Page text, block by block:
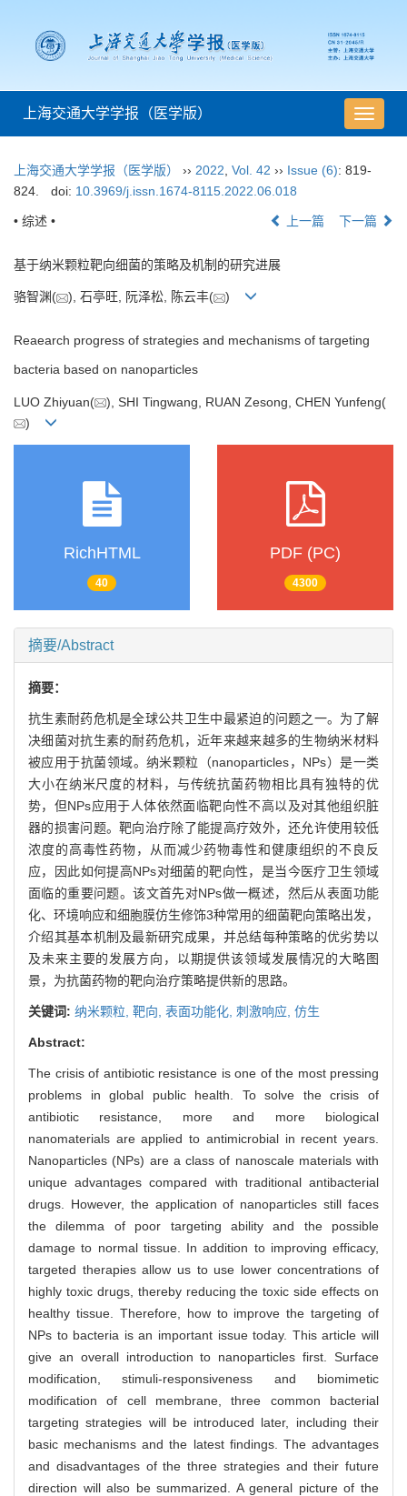
导
航
换
上海交通大学学报（医学版）
上海交通大学学报（医学版） ›› 2022 Vol. 42 ›› Issue (6): 819-
824.
doi: 10.3969/j.issn.1674-8115.2022.06.018
• 综述 • 上一篇 下一篇
基于纳米颗粒靶向细菌的策略及机制的研究进展
骆智渊( ), 石亭旺, 阮泽松, 陈云丰( )
Reaearch progress of strategies and mechanisms of targeting
bacteria based on nanoparticles
LUO Zhiyuan(
), SHI Tingwang, RUAN Zesong, CHEN Yunfeng(
)
RichHTML
40
PDF (PC)
4300
摘要/Abstract
摘要：
抗生素耐药危机是全球公共卫生中最紧迫的问题之一。为了解
决细菌对抗生素的耐药危机，近年来越来越多的生物纳米材料
被应用于抗菌领域。纳米颗粒（nanoparticles，NPs）是一类
大小在纳米尺度的材料，与传统抗菌药物相比具有独特的优
势，但NPs应用于人体依然面临靶向性不高以及对其他组织脏
器的损害问题。靶向治疗除了能提高疗效外，还允许使用较低
浓度的高毒性药物，从而减少药物毒性和健康组织的不良反
应，因此如何提高NPs对细菌的靶向性，是当今医疗卫生领域
面临的重要问题。该文首先对NPs做一概述，然后从表面功能
化、环境响应和细胞膜仿生修饰3种常用的细菌靶向策略出发，
介绍其基本机制及最新研究成果，并总结每种策略的优劣势以
及未来主要的发展方向，以期提供该领域发展情况的大略图
景，为抗菌药物的靶向治疗策略提供新的思路。
关键词: 纳米颗粒, 靶向, 表面功能化, 刺激响应, 仿生
Abstract:
The crisis of antibiotic resistance is one of the most pressing
problems in global public health. To solve the crisis of
antibiotic resistance, more and more biological
nanomaterials are applied to antimicrobial in recent years.
Nanoparticles (NPs) are a class of nanoscale materials with
unique advantages compared with traditional antibacterial
drugs. However, the application of nanoparticles still faces
the dilemma of poor targeting ability and the possible
damage to normal tissue. In addition to improving efficacy,
targeted therapies allow us to use lower concentrations of
highly toxic drugs, thereby reducing the toxic side effects on
healthy tissue. Therefore, how to improve the targeting of
NPs to bacteria is an important issue today. This article will
give an overall introduction to nanoparticles first. Surface
modification, stimuli-responsiveness and biomimetic
modification of cell membrane, three common bacterial
targeting strategies will be introduced later, including their
basic mechanisms and the latest findings. The advantages
and disadvantages of the three strategies and their future
direction will also be summarized. A general picture of the